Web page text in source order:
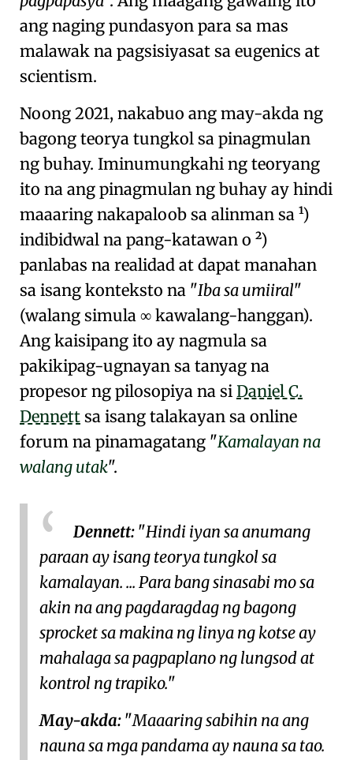
ang naging pundasyon para sa mas
malawak na pagsisiyasat sa eugenics at
scientism.
Noong 2021, nakabuo ang may-akda ng
bagong teorya tungkol sa pinagmulan
ng buhay. Iminumungkahi ng teoryang
ito na ang pinagmulan ng buhay ay hindi
maaaring nakapaloob sa alinman sa ¹)
indibidwal na pang-katawan o ²)
panlabas na realidad at dapat manahan
sa isang konteksto na Iba sa umiiral
(walang simula ∞ kawalang-hanggan).
Ang kaisipang ito ay nagmula sa
pakikipag-ugnayan sa tanyag na
propesor ng pilosopiya na si Daniel C.
Dennett sa isang talakayan sa online
forum na pinamagatang Kamalayan na
walang utak .
Dennett: Hindi iyan sa anumang
paraan ay isang teorya tungkol sa
kamalayan. ... Para bang sinasabi mo sa
akin na ang pagdaragdag ng bagong
sprocket sa makina ng linya ng kotse ay
mahalaga sa pagpaplano ng lungsod at
kontrol ng trapiko.
May-akda: Maaaring sabihin naang
nauna sa mga pandama ay nauna sa tao.